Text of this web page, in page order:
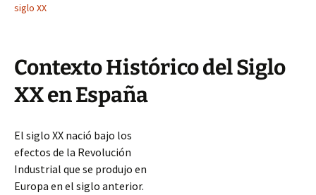
siglo XX
Contexto Histórico del Siglo
XX en España
El siglo XX nació bajo los
efectos de la Revolución
Industrial que se produjo en
Europa en el siglo anterior.